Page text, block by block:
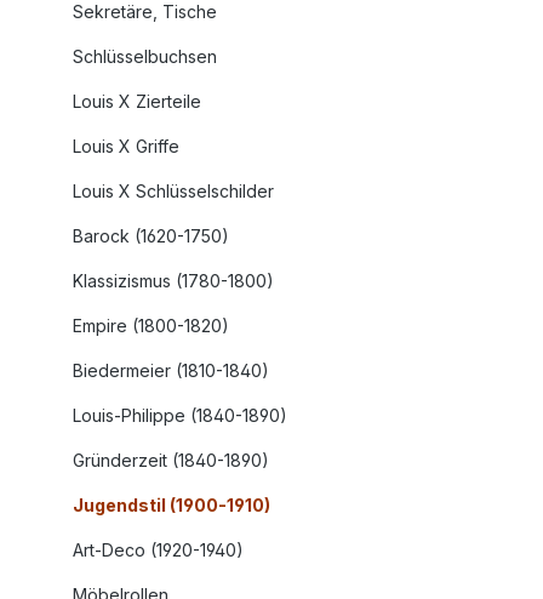
Sekretäre, Tische
Schlüsselbuchsen
Louis X Zierteile
Louis X Griffe
Louis X Schlüsselschilder
Barock (1620-1750)
Klassizismus (1780-1800)
Empire (1800-1820)
Biedermeier (1810-1840)
Louis-Philippe (1840-1890)
Gründerzeit (1840-1890)
Jugendstil (1900-1910)
Art-Deco (1920-1940)